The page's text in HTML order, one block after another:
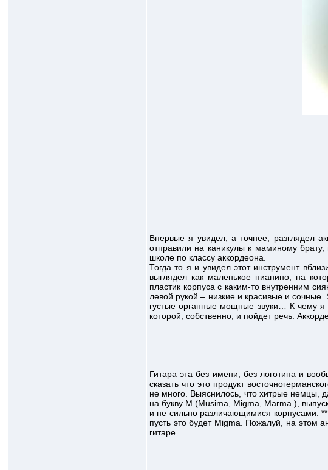
Впервые я увидел, а точнее, разглядел
отправили на каникулы к маминому
школе по классу аккордеона.
Тогда то я и увидел этот инструмент
выглядел как маленькое пианино, на
пластик корпуса с каким-то внутренним
левой рукой – низкие и красивые и
густые органные мощные звуки… К чему я
которой, собственно, и пойдет речь.
Гитара эта без имени, без логотипа и
сказать что это продукт
не много. Выяснилось, что хитрые немцы,
на букву М (Musima, Migma, Marma ),
и не сильно различающимися корпусами. **
пусть это будет Migma. Пожалуй, на этом
гитаре.